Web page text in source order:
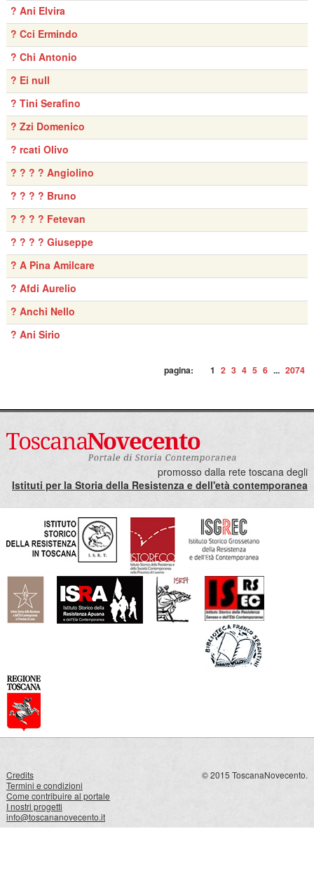
? Ani Elvira
? Cci Ermindo
? Chi Antonio
? Ei null
? Tini Serafino
? Zzi Domenico
? rcati Olivo
? ? ? ? Angiolino
? ? ? ? Bruno
? ? ? ? Fetevan
? ? ? ? Giuseppe
? A Pina Amilcare
? Afdi Aurelio
? Anchi Nello
? Ani Sirio
pagina: 1 2 3 4 5 6 ... 2074
promosso dalla rete toscana degli
Istituti per la Storia della Resistenza e dell'età contemporanea
Credits
Termini e condizioni
Come contribuire al portale
I nostri progetti
info@toscananovecento.it
© 2015 ToscanaNovecento.